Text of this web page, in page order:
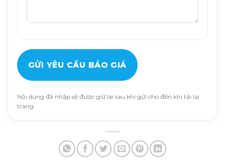
GỬI YÊU CẦU BÁO GIÁ
Nội dung đã nhập sẽ được giữ lại sau khi gửi cho đến khi tải lại
trang.